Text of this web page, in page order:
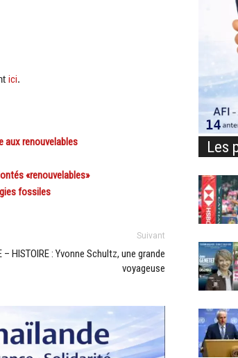
ici.
aux renouvelables
«renouvelables»
fossiles
Suivant
– HISTOIRE : Yvonne Schultz, une grande
voyageuse
Les